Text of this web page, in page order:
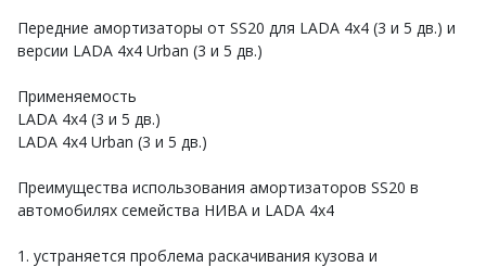
Передние амортизаторы от SS20 для LADA 4x4 (3 и 5 дв.) и
версии LADA 4х4 Urban (3 и 5 дв.)
Применяемость
LADA 4х4 (3 и 5 дв.)
LADA 4х4 Urban (3 и 5 дв.)
Преимущества использования амортизаторов SS20 в
автомобилях семейства НИВА и LADA 4x4
1. устраняется проблема раскачивания кузова и